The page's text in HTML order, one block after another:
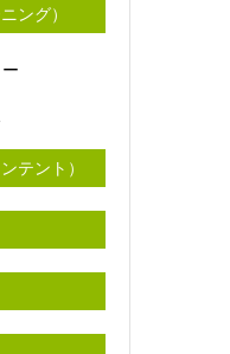
ング）
テント）